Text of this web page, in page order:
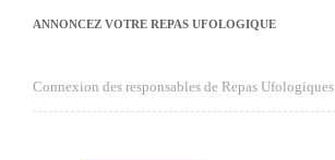
ANNONCEZ VOTRE REPAS UFOLOGIQUE
Connexion des responsables de Repas Ufologiques